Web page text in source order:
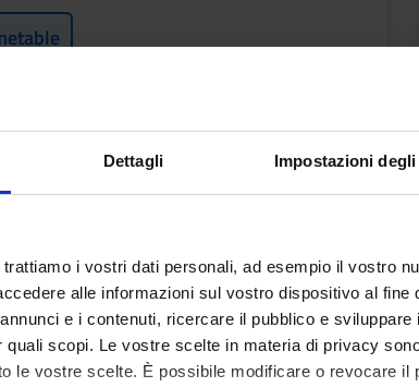
Dettagli Impostazioni
trattiamo i vostri dati personali, ad esempio il vostro
alle informazioni sul vostro dispositivo al fine
e i contenuti, ricercare il pubblico e
scopi. Le vostre scelte in materia di privacy
le vostre scelte. È possibile modificare o revocare il
MEDICA ED
SANITARIE
Zanolin